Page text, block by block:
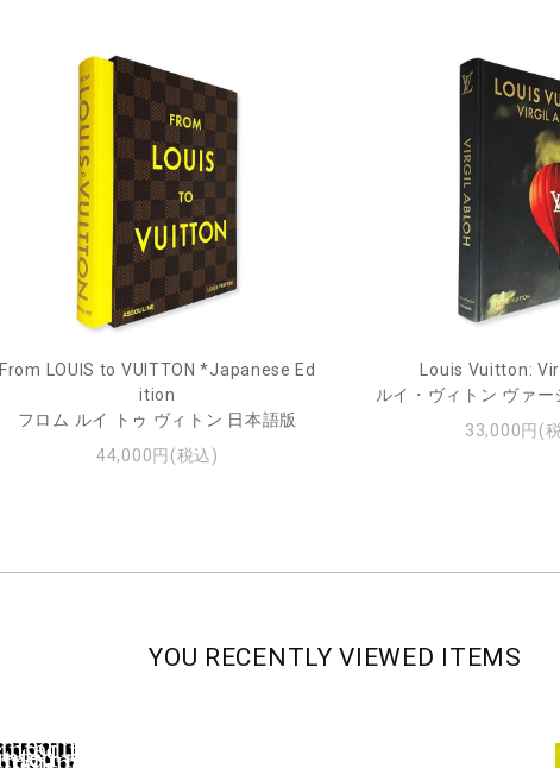
From LOUIS to VUITTON *Japanese Ed
ition
フロム ルイ トゥ ヴィトン 日本語版
44,000円(税込)
Louis Vuitton:
ルイ・ヴィトン ヴァ
33,000円(
YOU RECENTLY VIEWED ITEMS